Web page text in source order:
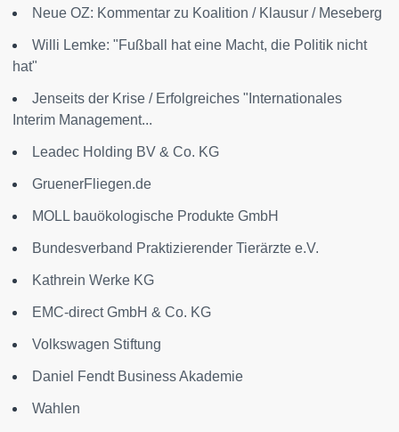
Neue OZ: Kommentar zu Koalition / Klausur / Meseberg
Willi Lemke: "Fußball hat eine Macht, die Politik nicht
hat"
Jenseits der Krise / Erfolgreiches "Internationales
Interim Management...
Leadec Holding BV & Co. KG
GruenerFliegen.de
MOLL bauökologische Produkte GmbH
Bundesverband Praktizierender Tierärzte e.V.
Kathrein Werke KG
EMC-direct GmbH & Co. KG
Volkswagen Stiftung
Daniel Fendt Business Akademie
Wahlen